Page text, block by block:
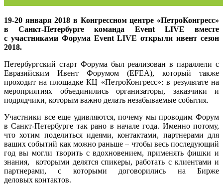
19-20 января 2018 в Конгрессном центре «ПетроКонгресс»
в Санкт-Петербурге команда Event LIVE вместе
с участниками Форума Event LIVE открыли ивент сезон
2018.
Петербургский старт Форума был реализован в параллели с
Евразийским Ивент Форумом (EFEA), который также
проходит на площадке КЦ «ПетроКонгресс»: в результате на
мероприятиях объединились организаторы, заказчики и
подрядчики, которым важно делать незабываемые события.
Участники все еще удивляются, почему мы проводим Форум
в Санкт-Петербурге так рано в начале года. Именно потому,
что хотим поделиться идеями, контактами, партнерами для
ваших событий как можно раньше – чтобы весь последующий
год вы могли творить с вдохновением, применять фишки и
знания, которыми делятся спикеры, работать с клиентами и
партнерами, с которыми договорились на Бирже
деловых контактов.